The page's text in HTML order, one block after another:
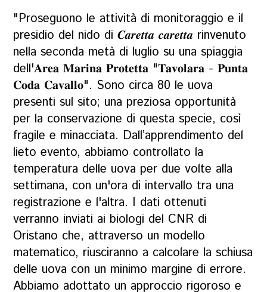
"Proseguono le attività di monitoraggio e il
presidio del nido di 𝑪𝒂𝒓𝒆𝒕𝒕𝒂 𝒄𝒂𝒓𝒆𝒕𝒕𝒂 rinvenuto
nella seconda metà di luglio su una spiaggia
dell'𝐀𝐫𝐞𝐚 𝐌𝐚𝐫𝐢𝐧𝐚 𝐏𝐫𝐨𝐭𝐞𝐭𝐭𝐚 "𝐓𝐚𝐯𝐨𝐥𝐚𝐫𝐚 - 𝐏𝐮𝐧𝐭𝐚
𝐂𝐨𝐝𝐚 𝐂𝐚𝐯𝐚𝐥𝐥𝐨". Sono circa 80 le uova
presenti sul sito; una preziosa opportunità
per la conservazione di questa specie, così
fragile e minacciata. Dall’apprendimento del
lieto evento, abbiamo controllato la
temperatura delle uova per due volte alla
settimana, con un'ora di intervallo tra una
registrazione e l'altra. I dati ottenuti
verranno inviati ai biologi del CNR di
Oristano che, attraverso un modello
matematico, riusciranno a calcolare la schiusa
delle uova con un minimo margine di errore.
Abbiamo adottato un approccio rigoroso e